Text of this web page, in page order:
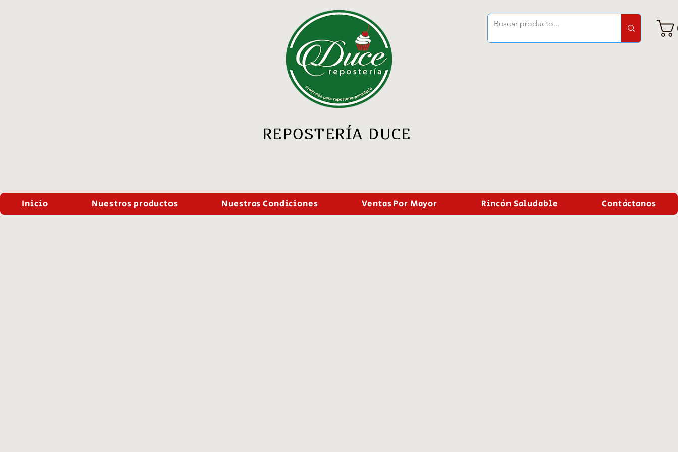
REPOSTERÍA DUCE
Inicio Nuestros productos Nuestras Condiciones Ventas Por Mayor Rincón Saludable Contáctanos